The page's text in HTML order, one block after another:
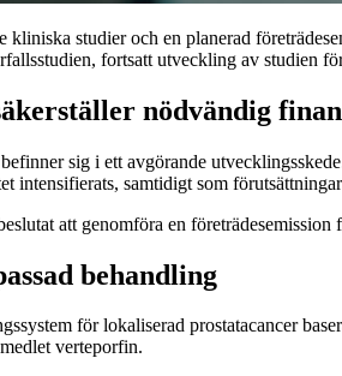
kliniska studier och en planerad
fortsatt utveckling av studien
nödvändig
sig i ett avgörande
intensifierats, samtidigt som
att genomföra en
behandling
för lokaliserad prostatacancer
verteporfin.